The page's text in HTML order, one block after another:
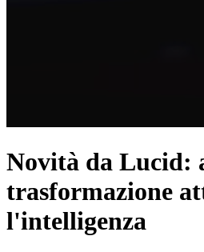
Novità da Lucid:
trasformazione
l'intelligenza